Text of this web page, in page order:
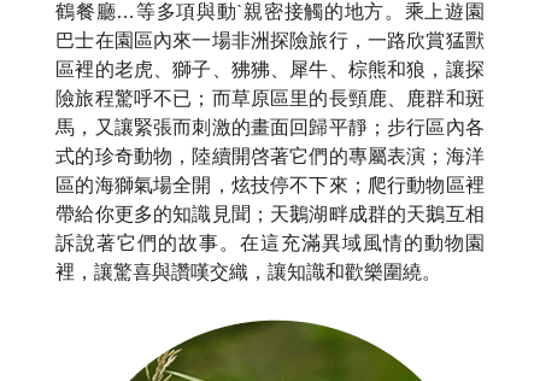
鶴餐廳…等多項與動ˋ親密接觸的地方。乘上遊園
巴士在園區內來一場非洲探險旅行，一路欣賞猛獸
區裡的老虎、獅子、狒狒、犀牛、棕熊和狼，讓探
險旅程驚呼不已；而草原區里的長頸鹿、鹿群和斑
馬，又讓緊張而刺激的畫面回歸平靜；步行區內各
式的珍奇動物，陸續開啓著它們的專屬表演；海洋
區的海獅氣場全開，炫技停不下來；爬行動物區裡
帶給你更多的知識見聞；天鵝湖畔成群的天鵝互相
訴說著它們的故事。在這充滿異域風情的動物園
裡，讓驚喜與讚嘆交織，讓知識和歡樂圍繞。